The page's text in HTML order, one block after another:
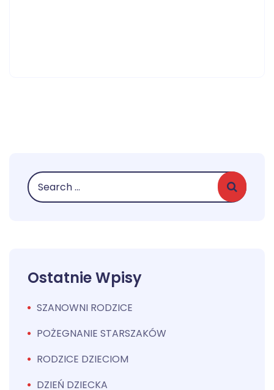
Ostatnie Wpisy
SZANOWNI RODZICE
POŻEGNANIE STARSZAKÓW
RODZICE DZIECIOM
DZIEŃ DZIECKA